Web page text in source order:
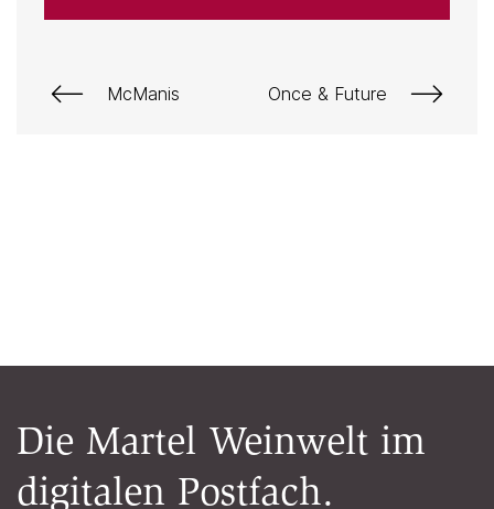
McManis Once & Future
Die Martel Weinwelt im
digitalen Postfach.